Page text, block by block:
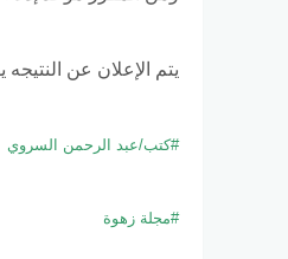
يتم الإعلان عن النتيجه يوم ١٥ نوفمبر
#كتب/عبد الرحمن السروي
#مجلة زهوة